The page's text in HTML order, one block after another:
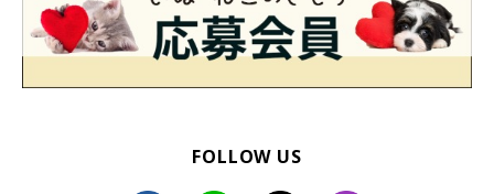
FOLLOW US